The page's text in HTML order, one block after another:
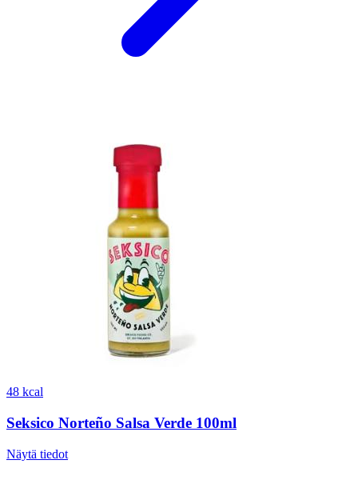
48 kcal
Seksico Norteño Salsa Verde 100ml
Näytä tiedot